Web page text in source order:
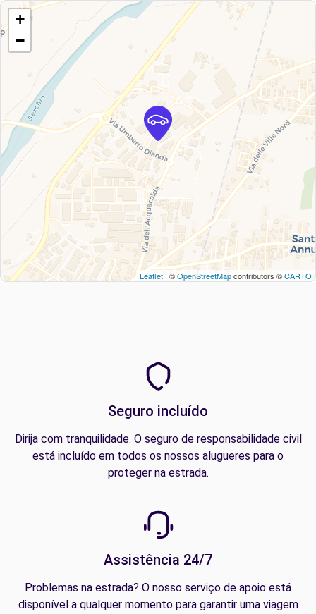
+
−
Leaflet | ©OpenStreetMapcontributors ©CARTO
Seguro incluído
Dirija com tranquilidade. O seguro de responsabilidade civil
está incluído em todos os nossos alugueres para o
proteger na estrada.
Assistência 24/7
Problemas na estrada? O nosso serviço de apoio está
disponível a qualquer momento para garantir uma viagem